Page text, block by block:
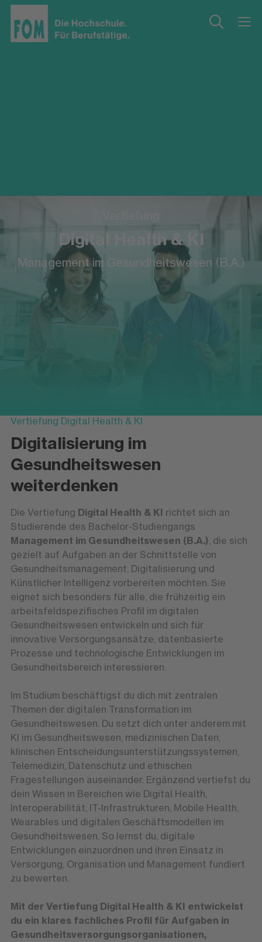
Digital Health & KI
Management im Gesundheitswesen (B.A.)
Vertiefung Digital Health & KI
Digitalisierung im
Gesundheitswesen
weiterdenken
Die Vertiefung Digital Health & KI richtet sich an
Studierende des Bachelor-Studiengangs
Management im Gesundheitswesen (B.A.), die sich
gezielt auf Aufgaben an der Schnittstelle von
Gesundheitsmanagement, Digitalisierung und
Künstlicher Intelligenz vorbereiten möchten. Sie
eignet sich besonders für alle, die frühzeitig ein
arbeitsfeldspezifisches Profil im digitalen
Gesundheitswesen entwickeln und sich für
innovative Versorgungsansätze, datenbasierte
Prozesse und technologische Entwicklungen im
Gesundheitsbereich interessieren.
Im Studium beschäftigst du dich mit zentralen
Themen der digitalen Transformation im
Gesundheitswesen. Du setzt dich unter anderem mit
KI im Gesundheitswesen, medizinischen Daten,
klinischen Entscheidungsunterstützungssystemen,
Telemedizin, Datenschutz und ethischen
Fragestellungen auseinander. Ergänzend vertiefst du
dein Wissen in Bereichen wie Digital Health,
Interoperabilität, IT-Infrastrukturen, Mobile Health,
Wearables und digitalen Geschäftsmodellen im
Gesundheitswesen. So lernst du, digitale
Entwicklungen einzuordnen und ihren Einsatz in
Versorgung, Organisation und Management fundiert
zu bewerten.
Mit der Vertiefung Digital Health & KI entwickelst
du ein klares fachliches Profil für Aufgaben in
Gesundheitsversorgungsorganisationen,